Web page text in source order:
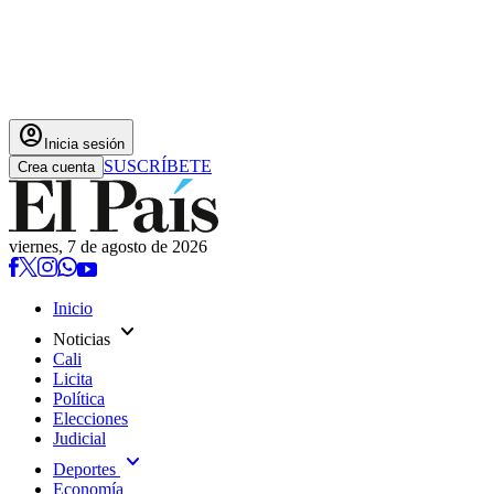
account_circle Inicia sesión
Crea cuenta SUSCRÍBETE
viernes, 7 de agosto de 2026
Inicio
Noticias expand_more
Cali
Licita
Política
Elecciones
Judicial
Deportes expand_more
Economía